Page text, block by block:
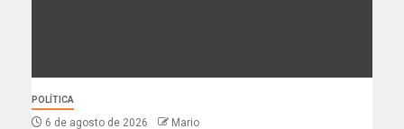
POLÍTICA
6 de agosto de 2026 Mario